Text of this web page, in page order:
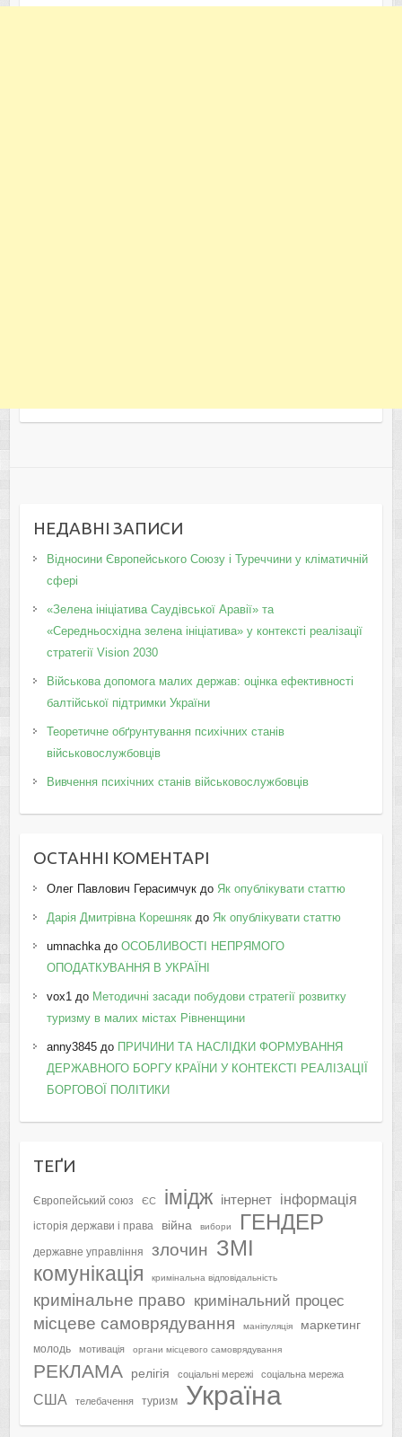
НЕДАВНІ ЗАПИСИ
Відносини Європейського Союзу і Туреччини у кліматичній
сфері
«Зелена ініціатива Саудівської Аравії» та
«Середньосхідна зелена ініціатива» у контексті реалізації
стратегії Vision 2030
Військова допомога малих держав: оцінка ефективності
балтійської підтримки України
Теоретичне обґрунтування психічних станів
військовослужбовців
Вивчення психічних станів військовослужбовців
ОСТАННІ КОМЕНТАРІ
Олег Павлович Герасимчукдо Як опублікувати статтю
Дарія Дмитрівна Корешнякдо Як опублікувати статтю
umnachkaдо ОСОБЛИВОСТІ НЕПРЯМОГО
ОПОДАТКУВАННЯ В УКРАЇНІ
vox1 до Методичні засади побудови стратегії розвитку
туризму в малих містах Рівненщини
anny3845до ПРИЧИНИ ТА НАСЛІДКИ ФОРМУВАННЯ
ДЕРЖАВНОГО БОРГУ КРАЇНИ У КОНТЕКСТІ РЕАЛІЗАЦІЇ
БОРГОВОЇ ПОЛІТИКИ
ТЕҐИ
Європейський союз ЄС імідж інтернет інформація
історія держави і права війна вибори ГЕНДЕР
державне управління злочин ЗМІ
комунікація кримінальна відповідальність
кримінальне право кримінальний процес
місцеве самоврядування маніпуляція маркетинг
молодь мотивація органи місцевого самоврядування
РЕКЛАМА релігія соціальні мережі соціальна мережа
США телебачення туризм Україна